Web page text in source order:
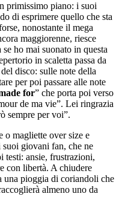
primissimo piano: i suoi
di esprimere quello che sta
nonostante il mega
maggiorenne, riesce
ho mai suonato in questa
in scaletta passa da
disco: sulle note della
per poi passare alle note
for” che porta poi verso
de ma vie”. Lei ringrazia
sempre per voi”.
o magliette over size e
giovani fan, che ne
testi: ansie, frustrazioni,
con libertà. A chiudere
una pioggia di coriandoli che
almeno uno da